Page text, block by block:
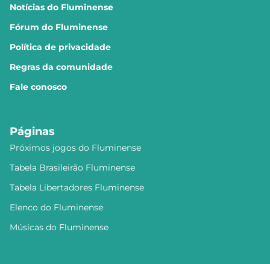
Notícias do Fluminense
Fórum do Fluminense
Política de privacidade
Regras da comunidade
Fale conosco
Páginas
Próximos jogos do Fluminense
Tabela Brasileirão Fluminense
Tabela Libertadores Fluminense
Elenco do Fluminense
Músicas do Fluminense